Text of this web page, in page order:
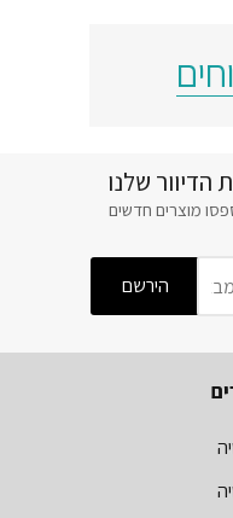
שלנו
מוצרים חדשים